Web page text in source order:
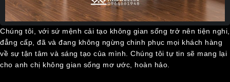
Chúng tôi, với sứ mệnh cải tạo không gian sống trở nên tiện nghi,
đẳng cấp, đã và đang không ngừng chinh phục mọi khách hàng
về sự tận tâm và sáng tạo của mình. Chúng tôi tự tin sẽ mang lại
cho anh chị không gian sống mơ ước, hoàn hảo.